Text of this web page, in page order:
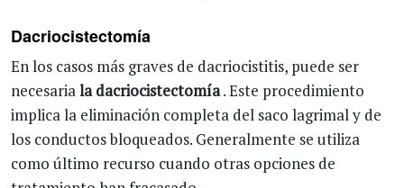
Dacriocistectomía
En los casos más graves de dacriocistitis, puede ser
necesariala dacriocistectomía. Este procedimiento
implica la eliminación completa del saco lagrimal y de
los conductos bloqueados. Generalmente se utiliza
como último recurso cuando otras opciones de